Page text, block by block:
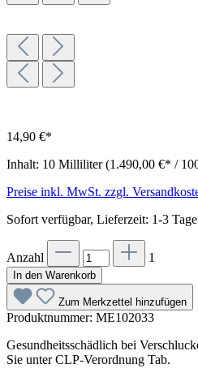
14,90 €*
Inhalt: 10 Milliliter(1.490,00 €* /
Preise inkl. MwSt. zzgl.
Sofort verfügbar, Lieferzeit: 1-3 Tage
Anzahl 1
In den Warenkorb
Zum Merkzettel hinzufügen
Produktnummer: ME102033
Gesundheitsschädlich bei
Sie unter CLP-Verordnung Tab.